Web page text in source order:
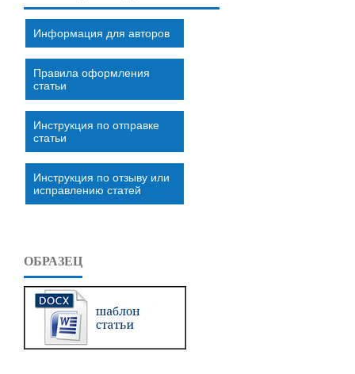
Информация для авторов
Правила оформления
статьи
Инструкция по отправке
статьи
Инструкция по отзыву или
исправлению статей
ОБРАЗЕЦ